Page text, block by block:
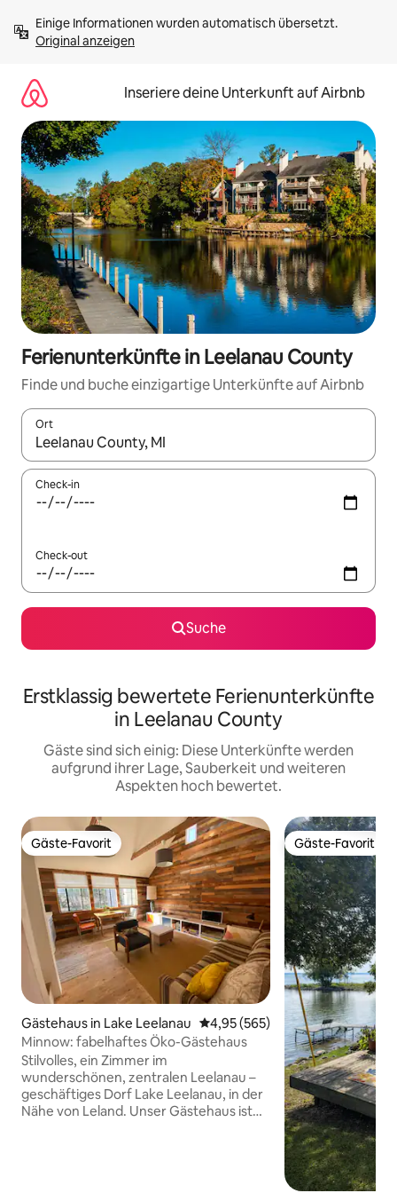
Inhalten
springenOriginal anzeigen
Inseriere deine Unterkunft auf Airbnb
Ferienunterkünfte in Leelanau County
Finde und buche einzigartige Unterkünfte auf Airbnb
Ort
Wenn Ergebnisse verfügbar sind, navigiere mit den
Check-in
Check-out
Suche
Erstklassig bewertete Ferienunterkünfte
in Leelanau County
Gäste sind sich einig: Diese Unterkünfte werden
aufgrund ihrer Lage, Sauberkeit und weiteren
Aspekten hoch bewertet.
Gäste-Favorit
Gäste-Favorit
Gästehaus in Lake Leelanau Durchschnittliche Bewertung:
4,95 (565)
Minnow: fabelhaftes Öko-Gästehaus
Stilvolles, ein Zimmer im
wunderschönen, zentralen Leelanau –
geschäftiges Dorf Lake Leelanau, in der
Nähe von Leland. Unser Gästehaus ist
Gäste-Favorit
Gäste-Favorit